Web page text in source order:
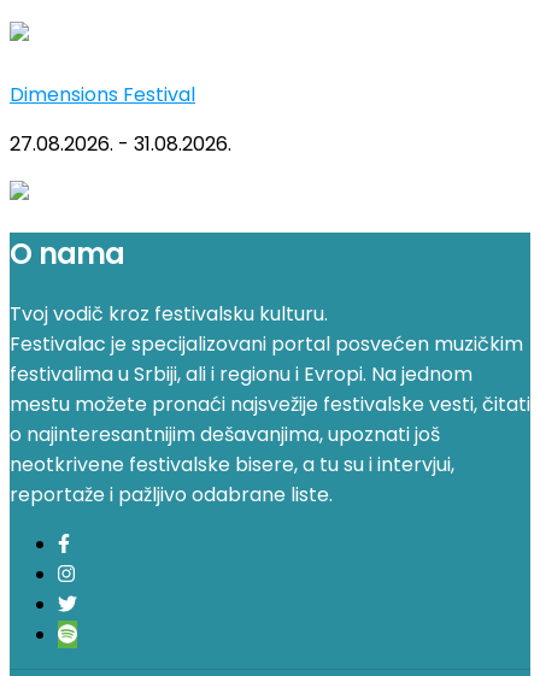
Dimensions Festival
27.08.2026. - 31.08.2026.
O nama
Tvoj vodič kroz festivalsku kulturu.
Festivalac je specijalizovani portal posvećen muzičkim
festivalima u Srbiji, ali i regionu i Evropi. Na jednom
mestu možete pronaći najsvežije festivalske vesti, čitati
o najinteresantnijim dešavanjima, upoznati još
neotkrivene festivalske bisere, a tu su i intervjui,
reportaže i pažljivo odabrane liste.